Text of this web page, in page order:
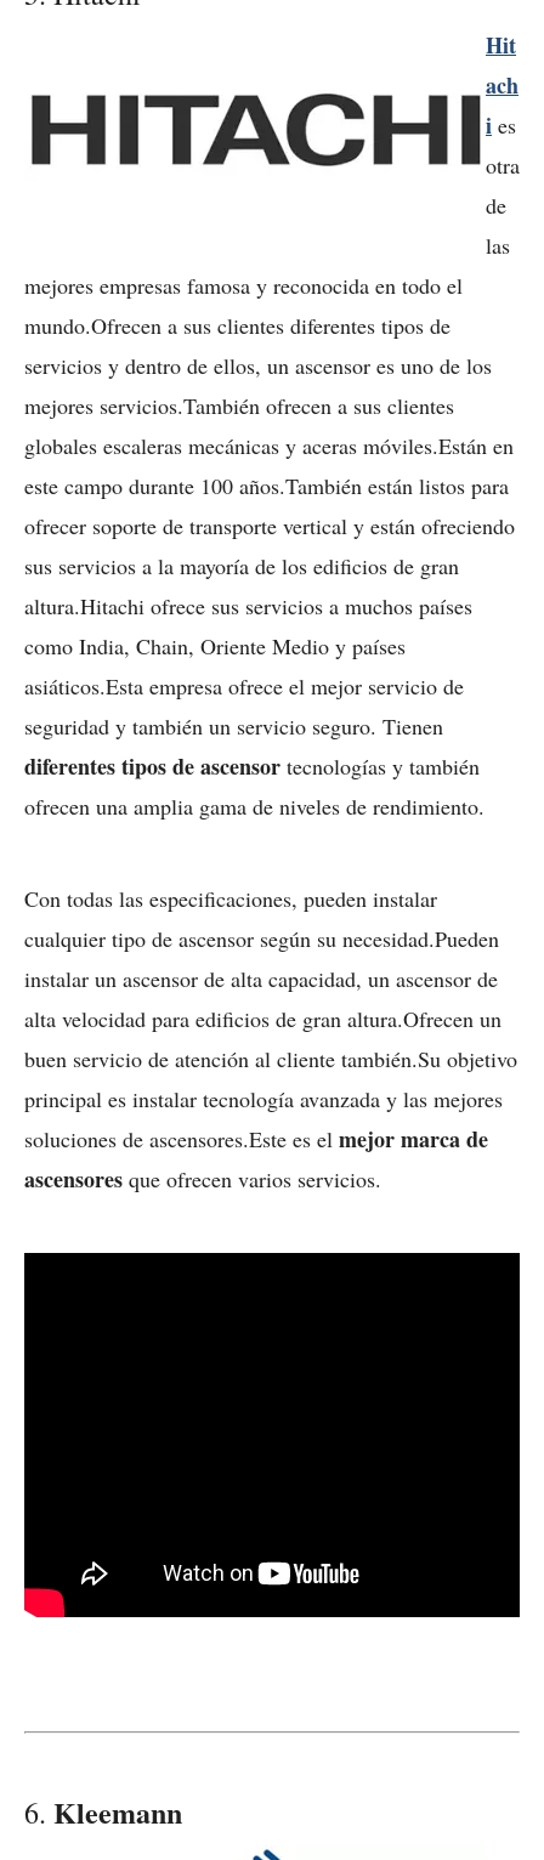
Hit
ach
i es
otra
de
las
mejores empresas famosa y reconocida en todo el
mundo.Ofrecen a sus clientes diferentes tipos de
servicios y dentro de ellos, un ascensor es uno de los
mejores servicios.También ofrecen a sus clientes
globales escaleras mecánicas y aceras móviles.Están en
este campo durante 100 años.También están listos para
ofrecer soporte de transporte vertical y están ofreciendo
sus servicios a la mayoría de los edificios de gran
altura.Hitachi ofrece sus servicios a muchos países
como India, Chain, Oriente Medio y países
asiáticos.Esta empresa ofrece el mejor servicio de
seguridad y también un servicio seguro. Tienen
diferentes tipos de ascensor tecnologías y también
ofrecen una amplia gama de niveles de rendimiento.
Con todas las especificaciones, pueden instalar
cualquier tipo de ascensor según su necesidad.Pueden
instalar un ascensor de alta capacidad, un ascensor de
alta velocidad para edificios de gran altura.Ofrecen un
buen servicio de atención al cliente también.Su objetivo
principal es instalar tecnología avanzada y las mejores
soluciones de ascensores.Este es el mejor marca de
ascensores que ofrecen varios servicios.
6. Kleemann